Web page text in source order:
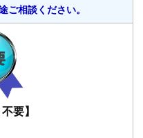
ご相談ください。
要】